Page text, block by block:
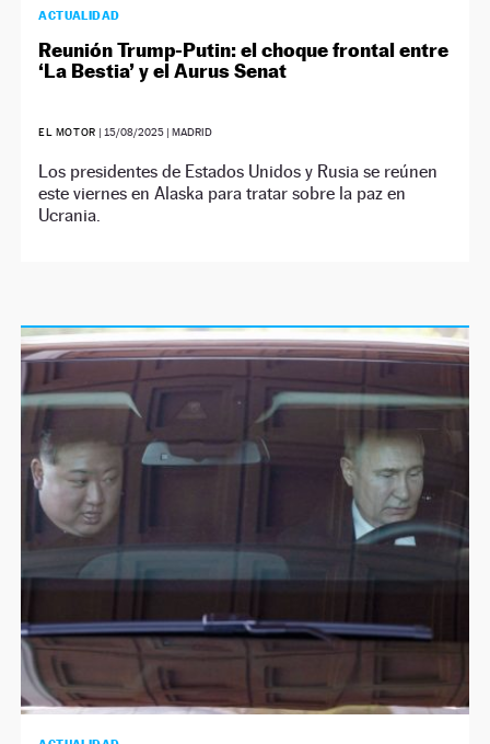
ACTUALIDAD
Reunión Trump-Putin: el choque frontal entre
‘La Bestia’ y el Aurus Senat
EL MOTOR | 15/08/2025| MADRID
Los presidentes de Estados Unidos y Rusia se reúnen
este viernes en Alaska para tratar sobre la paz en
Ucrania.